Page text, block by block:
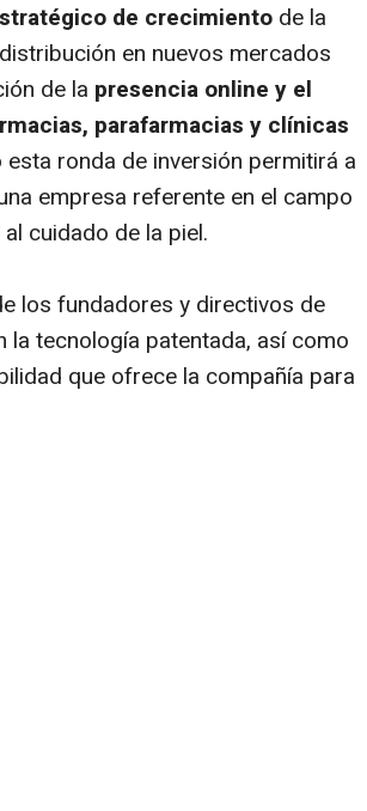
de crecimiento de la
en nuevos mercados
de la presencia online y el
parafarmacias y clínicas
ronda de inversión permitirá a
empresa referente en el campo
cuidado de la piel.
los fundadores y directivos de
la tecnología patentada, así como
que ofrece la compañía para